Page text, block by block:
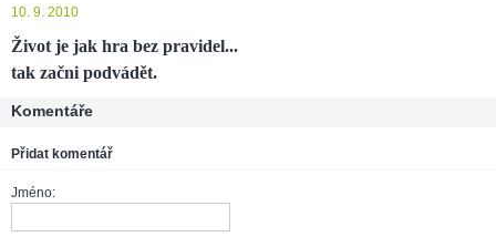
10. 9. 2010
Život je jak hra bez pravidel...
tak začni podvádět.
Komentáře
Přidat komentář
Jméno: